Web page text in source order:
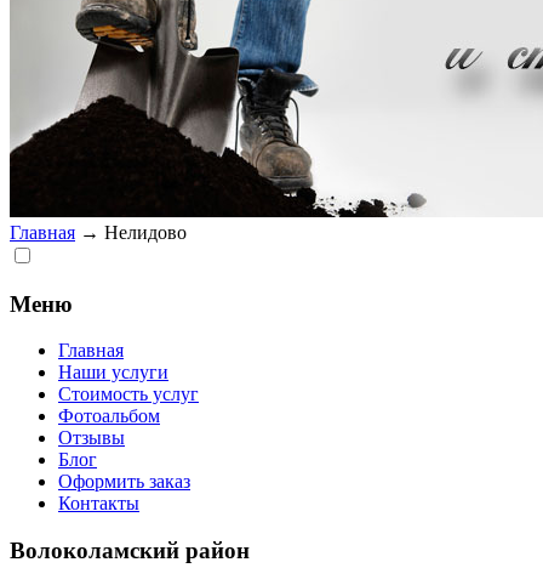
Главная → Нелидово
Меню
Главная
Наши услуги
Стоимость услуг
Фотоальбом
Отзывы
Блог
Оформить заказ
Контакты
Волоколамский район